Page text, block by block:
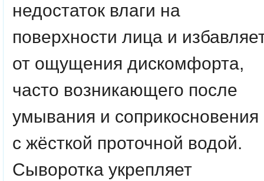
недостаток влаги на
поверхности лица и
от ощущения дискомфорта,
часто возникающего после
умывания и соприкосновения
с жёсткой проточной водой.
Сыворотка укрепляет